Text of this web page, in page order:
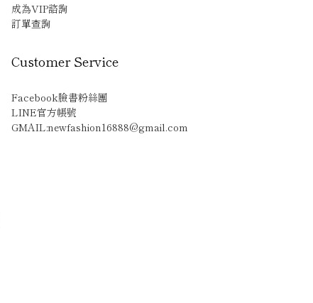
成為VIP諮詢
訂單查詢
Customer Service
Facebook臉書粉絲團
LINE官方帳號
GMAIL:newfashion16888@gmail.com